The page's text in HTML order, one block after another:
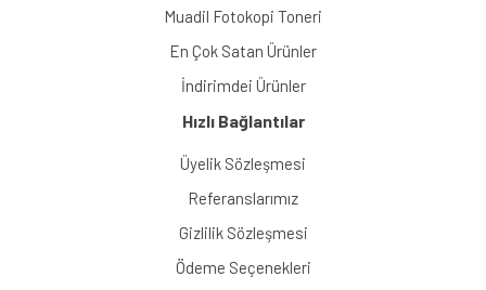
Muadil Fotokopi Toneri
En Çok Satan Ürünler
İndirimdei Ürünler
Hızlı Bağlantılar
Üyelik Sözleşmesi
Referanslarımız
Gizlilik Sözleşmesi
Ödeme Seçenekleri